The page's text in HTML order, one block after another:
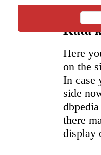
Kata
Here
on the
In case
side
there
display